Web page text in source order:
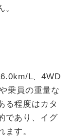
L、4WD
乗員の重量な
る程度はカタ
であり、イグ
す。